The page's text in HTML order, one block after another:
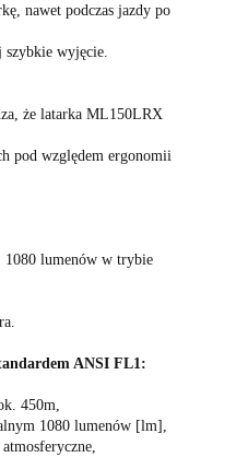
nawet podczas jazdy po
wyjęcie.
że latarka ML150LRX
pod względem ergonomii
1080 lumenów w trybie
ANSI FL1:
450m,
1080 lumenów [lm],